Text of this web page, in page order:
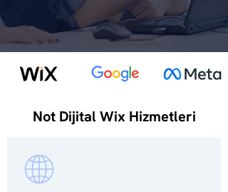
Not Dijital Wix Hizmetleri